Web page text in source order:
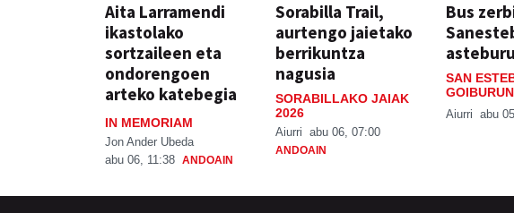
Aita Larramendi
ikastolako
sortzaileen eta
ondorengoen
arteko katebegia
IN MEMORIAM
Jon Ander Ubeda
abu 06, 11:38 ANDOAIN
Sorabilla Trail,
aurtengo jaietako
berrikuntza
nagusia
SORABILLAKO JAIAK
2026
Aiurri abu 06, 07:00
ANDOAIN
Bus
SAN
Aiurri abu 05